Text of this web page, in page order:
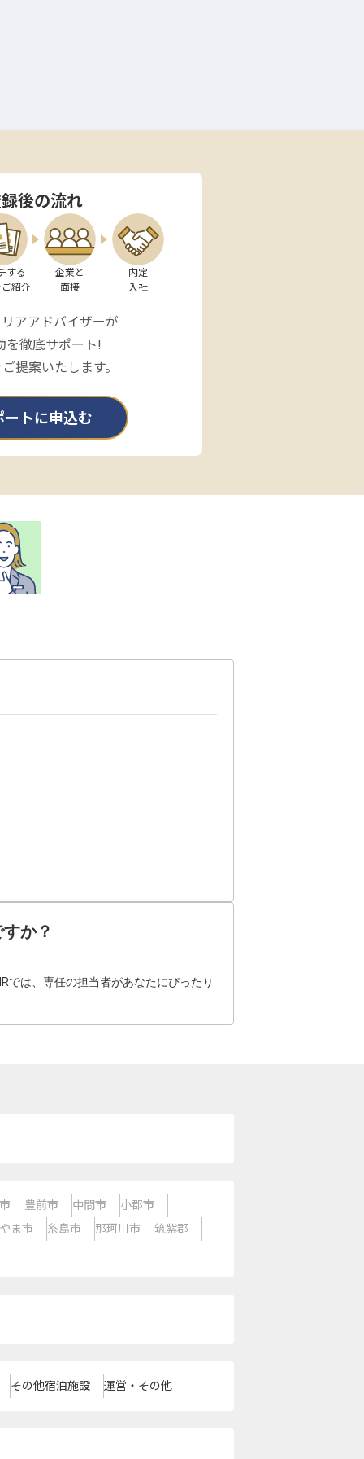
後の流れ
する
紹介
企業と
面接
内定
入社
アアドバイザーが
を徹底サポート!
提案いたします。
ートに申込む
か？
では、専任の担当者があなたにぴったり
豊前市 中間市
小郡市
ま市
糸島市 那珂川市 筑紫郡
その他宿泊施設 運営・その他